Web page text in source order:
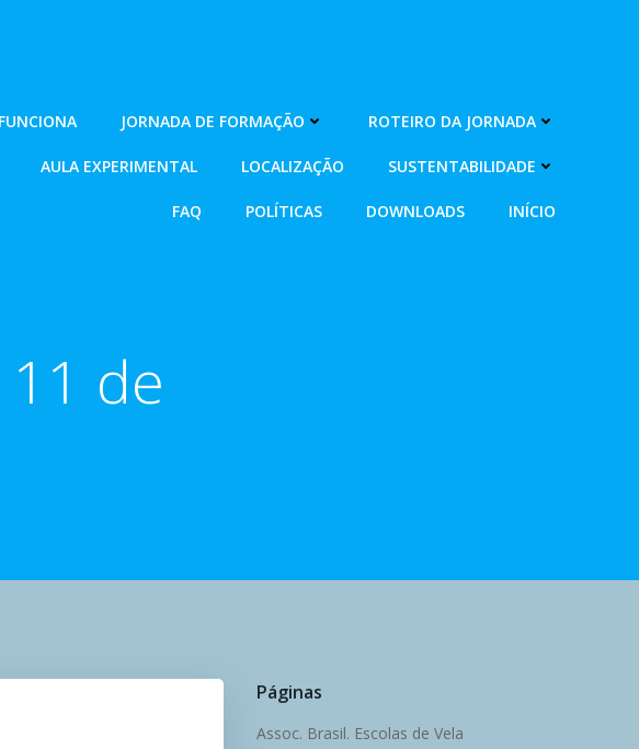
JORNADA DE FORMAÇÃO ROTEIRO DA JORNADA
AULA EXPERIMENTAL LOCALIZAÇÃO SUSTENTABILIDADE
FAQ POLÍTICAS DOWNLOADS INÍCIO
de
Páginas
Assoc. Brasil. Escolas de Vela